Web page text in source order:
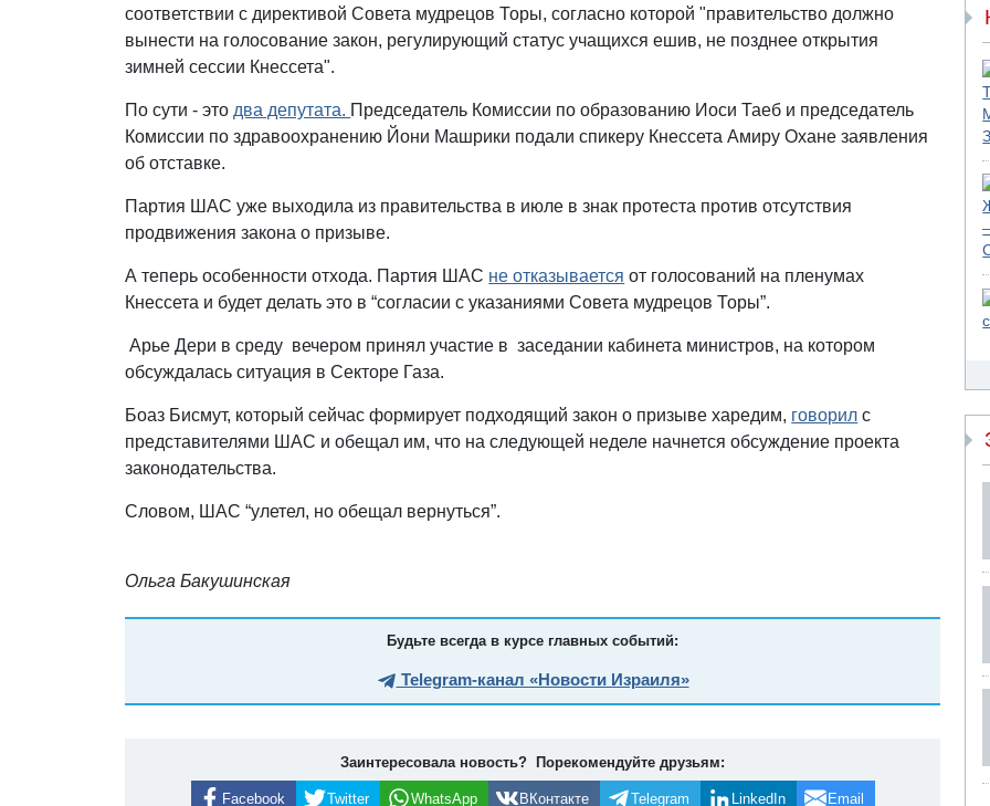
соответствии с директивой Совета мудрецов Торы, согласно которой "правительство должно
вынести на голосование закон, регулирующий статус учащихся ешив, не позднее открытия
зимней сессии Кнессета".
По сути - это два депутата. Председатель Комиссии по образованию Иоси Таеб и председатель
Комиссии по здравоохранению Йони Машрики подали спикеру Кнессета Амиру Охане заявления
об отставке.
Партия ШАС уже выходила из правительства в июле в знак протеста против отсутствия
продвижения закона о призыве.
А теперь особенности отхода. Партия ШАС не отказывается от голосований на пленумах
Кнессета и будет делать это в “согласии с указаниями Совета мудрецов Торы”.
Арье Дери в среду вечером принял участие в заседании кабинета министров, на котором
обсуждалась ситуация в Секторе Газа.
Боаз Бисмут, который сейчас формирует подходящий закон о призыве харедим, говорил с
представителями ШАС и обещал им, что на следующей неделе начнется обсуждение проекта
законодательства.
Словом, ШАС “улетел, но обещал вернуться”.
Ольга Бакушинская
Будьте всегда в курсе главных событий:
Telegram-канал «Новости Израиля»
Заинтересовала новость? Порекомендуйте друзьям:
Facebook Twitter WhatsApp ВКонтакте Telegram LinkedIn Email